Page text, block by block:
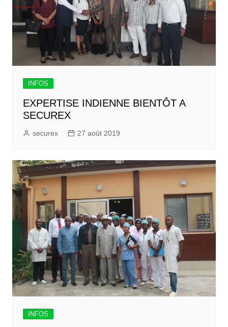
INFOS
EXPERTISE INDIENNE BIENTÔT A
SECUREX
securex 27 août 2019
INFOS